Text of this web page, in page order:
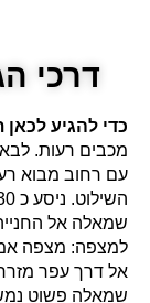
דרכי
כדי להגיע לכאן
מכבים רעות.
עם רחוב מבוא
שמאלה אל
למצפה: מצפה
אל דרך עפר